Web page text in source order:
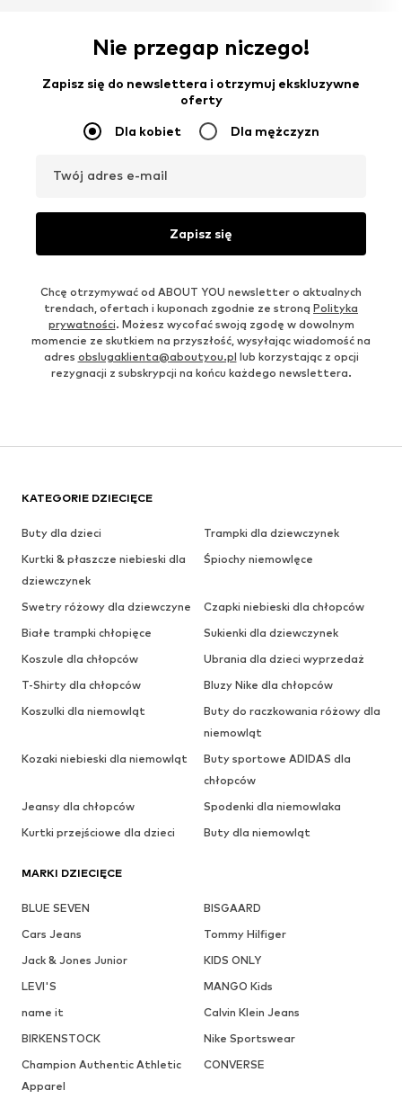
Nie przegap niczego!
Zapisz się do newslettera i otrzymuj ekskluzywne
oferty
Dla kobiet Dla mężczyzn
Twój adres e-mail
Zapisz się
Chcę otrzymywać od ABOUT YOU newsletter o aktualnych
trendach, ofertach i kuponach zgodnie ze stroną Polityka
prywatności. Możesz wycofać swoją zgodę w dowolnym
momencie ze skutkiem na przyszłość, wysyłając wiadomość na
adres obslugaklienta@aboutyou.pl lub korzystając z opcji
rezygnacji z subskrypcji na końcu każdego newslettera.
KATEGORIE DZIECIĘCE
Buty dla dzieci
Trampki dla dziewczynek
Kurtki & płaszcze niebieski dla
dziewczynek
Śpiochy niemowlęce
Swetry różowy dla dziewczyne
Czapki niebieski dla chłopców
Białe trampki chłopięce
Sukienki dla dziewczynek
Koszule dla chłopców
Ubrania dla dzieci wyprzedaż
T-Shirty dla chłopców
Bluzy Nike dla chłopców
Koszulki dla niemowląt
Buty do raczkowania różowy dla
niemowląt
Kozaki niebieski dla niemowląt
Buty sportowe ADIDAS dla
chłopców
Jeansy dla chłopców
Spodenki dla niemowlaka
Kurtki przejściowe dla dzieci
Buty dla niemowląt
MARKI DZIECIĘCE
BLUE SEVEN
BISGAARD
Cars Jeans
Tommy Hilfiger
Jack & Jones Junior
KIDS ONLY
LEVI'S
MANGO Kids
name it
Calvin Klein Jeans
BIRKENSTOCK
Nike Sportswear
Champion Authentic Athletic
Apparel
CONVERSE